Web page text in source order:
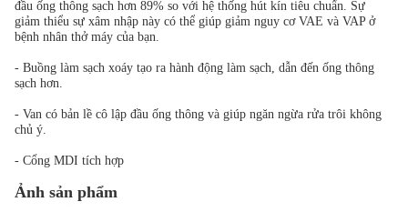
đầu ống thông sạch hơn 89% so với hệ thống hút kín tiêu chuẩn. Sự
giảm thiểu sự xâm nhập này có thể giúp giảm nguy cơ VAE và VAP ở
bệnh nhân thở máy của bạn.
- Buồng làm sạch xoáy tạo ra hành động làm sạch, dẫn đến ống thông
sạch hơn.
- Van có bản lề cô lập đầu ống thông và giúp ngăn ngừa rửa trôi không
chủ ý.
- Cổng MDI tích hợp
Ảnh sản phẩm